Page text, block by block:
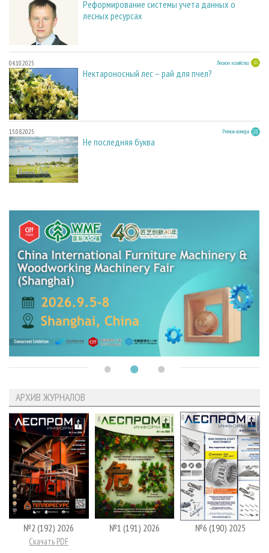
Реформирование системы учета данных о
лесных ресурсах
04.10.2025 Лесное хозяйство
Нектароносный лес – рай для пчел?
15.08.2025 Регион номера
Не последняя буква
АРХИВ ЖУРНАЛОВ
№2 (192) 2026
Скачать PDF
№1 (191) 2026 №6 (190) 2025